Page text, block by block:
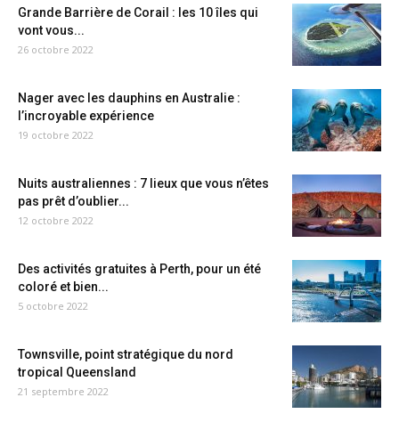
Grande Barrière de Corail : les 10 îles qui
vont vous...
26 octobre 2022
Nager avec les dauphins en Australie :
l’incroyable expérience
19 octobre 2022
Nuits australiennes : 7 lieux que vous n’êtes
pas prêt d’oublier...
12 octobre 2022
Des activités gratuites à Perth, pour un été
coloré et bien...
5 octobre 2022
Townsville, point stratégique du nord
tropical Queensland
21 septembre 2022